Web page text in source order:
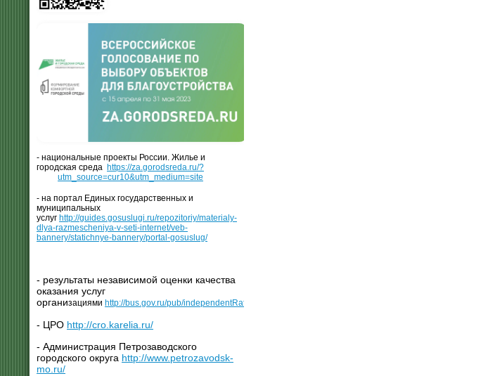
- национальные проекты России. Жилье и
городская среда https://za.gorodsreda.ru/?
utm_source=cur10&utm_medium=site
- на портал Единых государственных и
муниципальных
услуг http://guides.gosuslugi.ru/repozitoriy/materialy-
dlya-razmescheniya-v-seti-internet/veb-
bannery/statichnye-bannery/portal-gosuslug/
- результаты независимой оценки качества
оказания услуг
организациями http://bus.gov.ru/pub/independentRating/list
- ЦРО http://cro.karelia.ru/
- Администрация Петрозаводского
городского округа http://www.petrozavodsk-
mo.ru/